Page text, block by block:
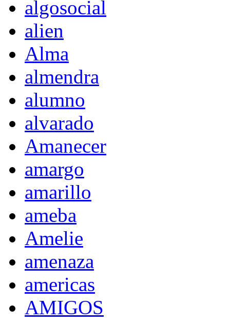
algosocial
alien
Alma
almendra
alumno
alvarado
Amanecer
amargo
amarillo
ameba
Amelie
amenaza
americas
AMIGOS